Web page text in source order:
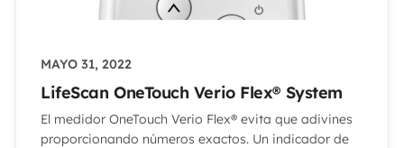
MAYO 31, 2022
LifeScan OneTouch Verio Flex® System
El medidor OneTouch Verio Flex® evita que adivines
proporcionando números exactos. Un indicador de